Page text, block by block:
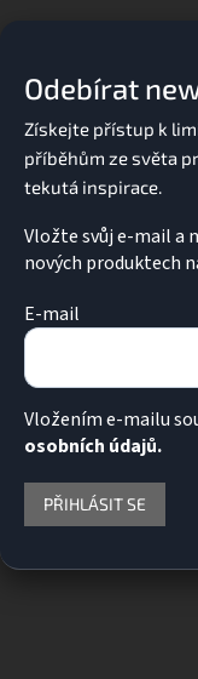
Odebírat
Vložte svůj e-mail a
nových produktech
E-mail
Vložením e-mailu
osobních údajů.
PŘIHLÁSIT SE